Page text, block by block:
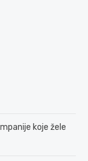
koje žele